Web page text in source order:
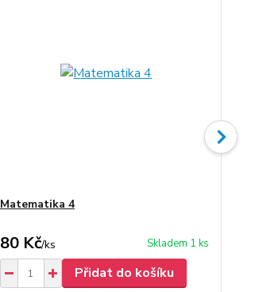
Matematika 4
80 Kč/ks Skladem 1 ks
Přidat do košíku